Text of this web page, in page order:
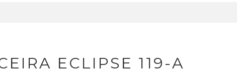
ECLIPSE 119-A